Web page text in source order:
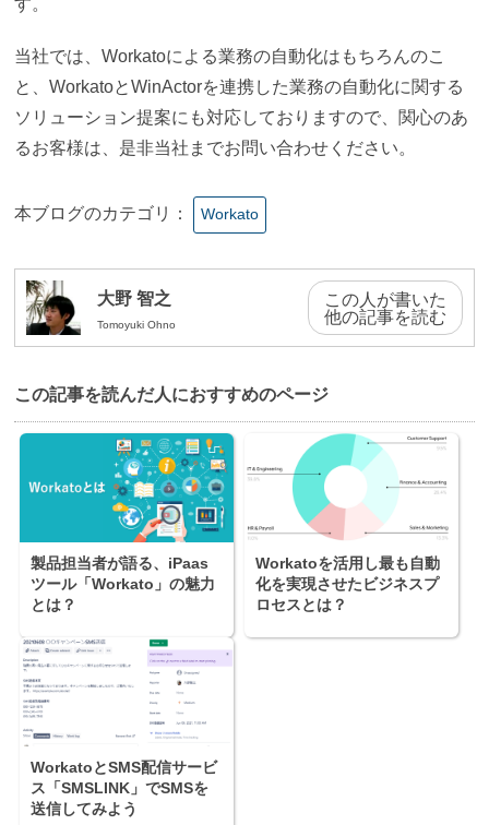
当社では、Workatoによる業務の自動化はもちろんのこ
と、WorkatoとWinActorを連携した業務の自動化に関する
ソリューション提案にも対応しておりますので、関心のあ
るお客様は、是非当社までお問い合わせください。
本ブログのカテゴリ： Workato
大野 智之
Tomoyuki Ohno
この人が書いた
他の記事を読む
この記事を読んだ⼈におすすめのページ
製品担当者が語る、iPaas
ツール「Workato」の魅力
とは？
Workatoを活用し最も自動
化を実現させたビジネスプ
ロセスとは？
WorkatoとSMS配信サービ
ス「SMSLINK」でSMSを
送信してみよう